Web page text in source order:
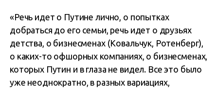
«Речь идет о Путине лично, о попытках
добраться до его семьи, речь идет о друзьях
детства, о бизнесменах (Ковальчук, Ротенберг),
о каких-то офшорных компаниях, о бизнесменах,
которых Путин и в глаза не видел. Все это было
уже неоднократно, в разных вариациях,